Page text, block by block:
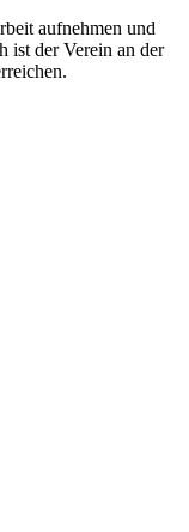
aufnehmen und
ist der Verein an der